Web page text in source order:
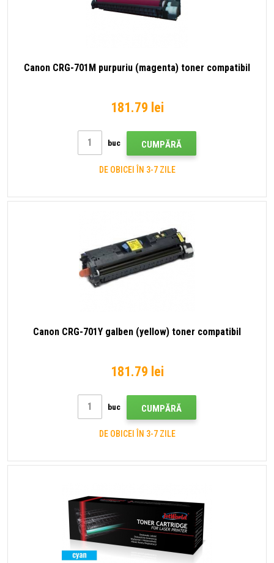
Canon CRG-701M purpuriu (magenta) toner compatibil
181.79 lei
buc CUMPĂRĂ
DE OBICEI ÎN 3-7 ZILE
Canon CRG-701Y galben (yellow) toner compatibil
181.79 lei
buc CUMPĂRĂ
DE OBICEI ÎN 3-7 ZILE